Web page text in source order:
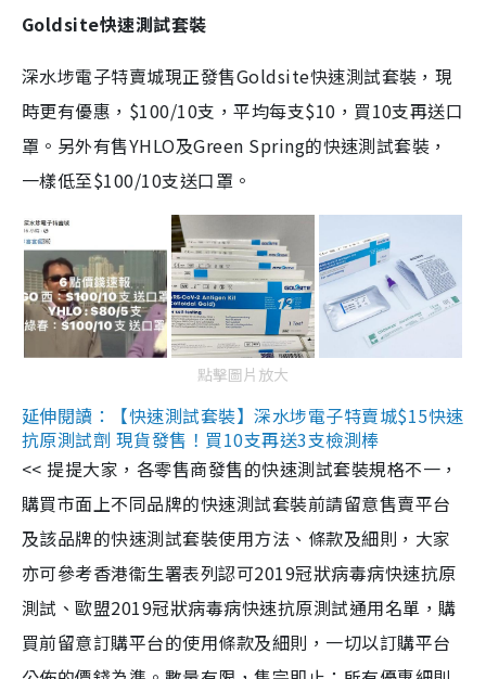
Goldsite快速測試套裝
深水埗電子特賣城現正發售Goldsite快速測試套裝，現
時更有優惠，$100/10支，平均每支$10，買10支再送口
罩。另外有售YHLO及Green Spring的快速測試套裝，
一樣低至$100/10支送口罩。
點擊圖片放大
延伸閱讀：【快速測試套裝】深水埗電子特賣城$15快速
抗原測試劑 現貨發售！買10支再送3支檢測棒
<< 提提大家，各零售商發售的快速測試套裝規格不一，
購買市面上不同品牌的快速測試套裝前請留意售賣平台
及該品牌的快速測試套裝使用方法、條款及細則，大家
亦可參考香港衞生署表列認可2019冠狀病毒病快速抗原
測試、歐盟2019冠狀病毒病快速抗原測試通用名單，購
買前留意訂購平台的使用條款及細則，一切以訂購平台